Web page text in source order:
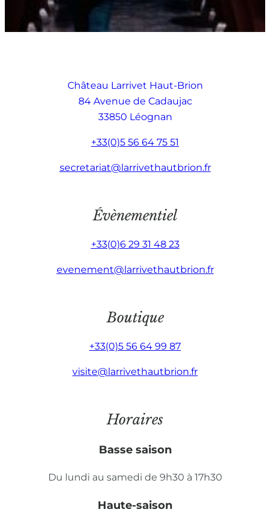
Château Larrivet Haut-Brion
84 Avenue de Cadaujac
33850 Léognan
+33(0)5 56 64 75 51
secretariat@larrivethautbrion.fr
Évènementiel
+33(0)6 29 31 48 23
evenement@larrivethautbrion.fr
Boutique
+33(0)5 56 64 99 87
visite@larrivethautbrion.fr
Horaires
Basse saison
Du lundi au samedi de 9h30 à 17h30
Haute-saison